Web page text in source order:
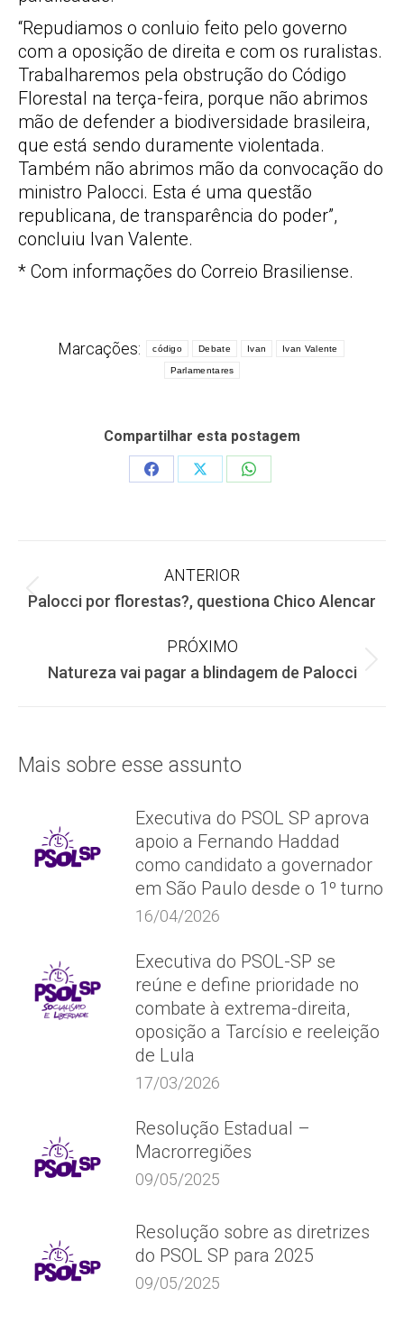
“Repudiamos o conluio feito pelo governo
com a oposição de direita e com os ruralistas.
Trabalharemos pela obstrução do Código
Florestal na terça-feira, porque não abrimos
mão de defender a biodiversidade brasileira,
que está sendo duramente violentada.
Também não abrimos mão da convocação do
ministro Palocci. Esta é uma questão
republicana, de transparência do poder”,
concluiu Ivan Valente.
* Com informações do Correio Brasiliense.
Marcações: código Debate Ivan Ivan Valente
Parlamentares
Compartilhar esta postagem
Share
Share
Share
Navegação
de
post:
ANTERIOR
Post
Palocci por florestas?, questiona Chico Alencar
PRÓXIMO
Próximo
Natureza vai pagar a blindagem de Palocci
Mais sobre esse assunto
Executiva do PSOL SP aprova
apoio a Fernando Haddad
como candidato a governador
em São Paulo desde o 1º turno
16/04/2026
Executiva do PSOL-SP se
reúne e define prioridade no
combate à extrema-direita,
oposição a Tarcísio e reeleição
de Lula
17/03/2026
Resolução Estadual –
Macrorregiões
09/05/2025
Resolução sobre as diretrizes
do PSOL SP para 2025
09/05/2025